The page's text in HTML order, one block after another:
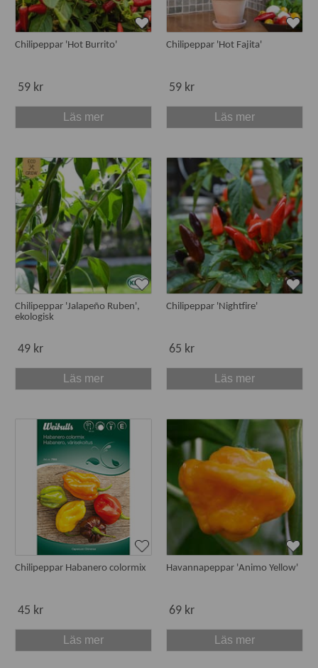
Chilipeppar 'Hot Burrito'
59 kr
Läs mer
Chilipeppar 'Hot Fajita'
59 kr
Läs mer
Chilipeppar 'Jalapeño Ruben',
ekologisk
49 kr
Läs mer
Chilipeppar 'Nightfire'
65 kr
Läs mer
Chilipeppar Habanero colormix
45 kr
Läs mer
Havannapeppar 'Animo Yellow'
69 kr
Läs mer